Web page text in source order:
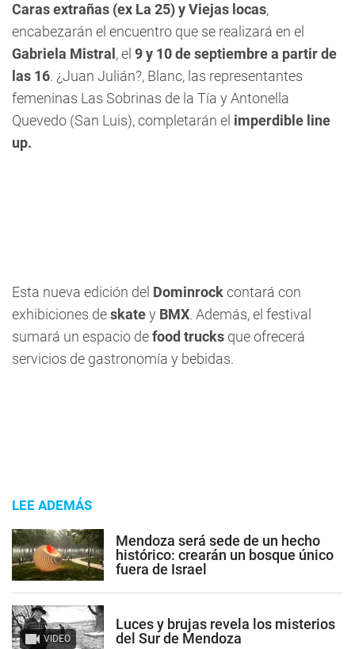
Caras extrañas (ex La 25) y Viejas locas,
encabezarán el encuentro que se realizará en el
Gabriela Mistral , el 9 y 10 de septiembre a partir de
las 16. ¿Juan Julián?, Blanc, las representantes
femeninas Las Sobrinas de la Tía y Antonella
Quevedo (San Luis), completarán el imperdible line
up.
Esta nueva edición del Dominrockcontará con
exhibiciones deskatey BMX. Además, el festival
sumará un espacio defood trucks que ofrecerá
servicios de gastronomía y bebidas.
LEE ADEMÁS
Mendoza será sede de un hecho
histórico: crearán un bosque único
fuera de Israel
VIDEO
Luces y brujas revela los misterios
del Sur de Mendoza